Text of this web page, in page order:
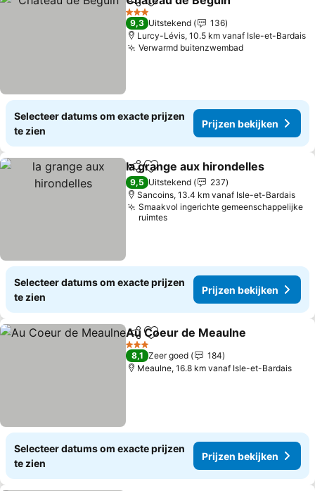
DelenToevoegen aan favorieten
3 Sterren
9,3 Uitstekend
136
Lurcy-Lévis, 10.5 km vanaf Isle-et-Bardais
Verwarmd buitenzwembadPrijzen
Selecteer datums om exacte prijzen
te zien
Prijzen bekijken
DelenToevoegen aan favorieten
la grange aux hirondelles
9,5 Uitstekend
237
Sancoins, 13.4 km vanaf Isle-et-Bardais
Smaakvol ingerichte gemeenschappelijke
ruimtes
Selecteer datums om exacte prijzen
te zien
Prijzen bekijken
DelenToevoegen aan favorieten
Au Coeur de Meaulne
3 Sterren
8,1 Zeer goed
184
Meaulne, 16.8 km vanaf Isle-et-Bardais
Selecteer datums om exacte prijzen
te zien
Prijzen bekijken